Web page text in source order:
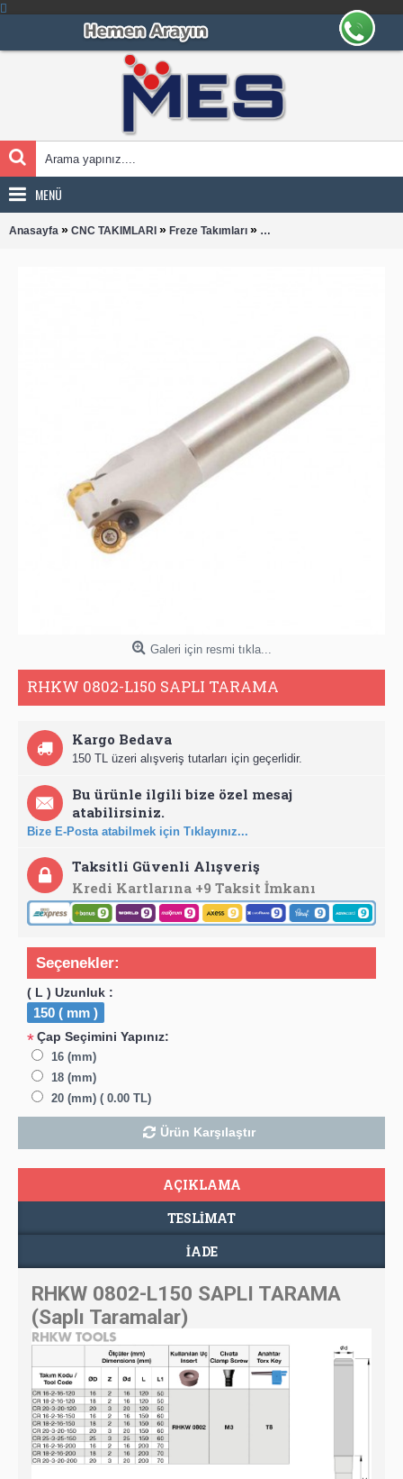
MENÜ
Anasayfa » CNC TAKIMLARI » Freze Takımları » RHKW 0802-L150 SAPLI
Galeri için resmi tıkla...
RHKW 0802-L150 SAPLI TARAMA
Kargo Bedava
150 TL üzeri alışveriş tutarları için geçerlidir.
Bu ürünle ilgili bize özel mesaj
atabilirsiniz.
Bize E-Posta atabilmek için Tıklayınız...
Taksitli Güvenli Alışveriş
Kredi Kartlarına +9 Taksit İmkanı
Seçenekler:
( L ) Uzunluk :
150 ( mm )
*Çap Seçimini Yapınız:
16 (mm)
18 (mm)
20 (mm) ( 0.00 TL)
Ürün Karşılaştır
AÇIKLAMA
TESLIMAT
İADE
RHKW 0802-L150 SAPLI TARAMA
(Saplı Taramalar)